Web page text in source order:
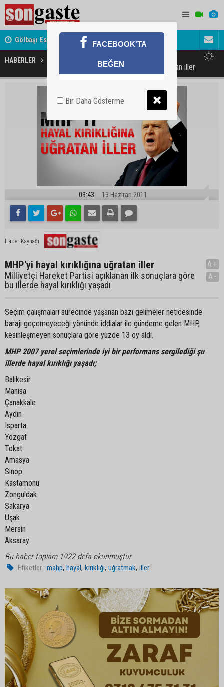
Gölbaşı Esnafının Sesi Ankara Kalkınma Ajansı'nda Avukat
akını
HABERLER
MHP'yi hayal kırıklığına uğratan iller
09:43 13 Haziran 2011
Haber Kaynağı
MHP'yi hayal kırıklığına uğratan iller
Milliyetçi Hareket Partisi açıklanan ilk sonuçlara göre
bu illerde hayal kırıklığı yaşadı
A+
A-
Seçim çalışmaları sürecinde yaşanan bazı gelimeler neticesinde
barajı geçemeyeceği yönünde iddialar ile gündeme gelen MHP,
kesinleşmeyen sonuçlara göre yüzde 13 oy aldı.
MHP 2007 yerel seçimlerinde iyi bir performans sergilediği şu
illerde hayal kırıklığı yaşadı;
Balıkesir
Manisa
Çanakkale
Aydın
Isparta
Yozgat
Tokat
Amasya
Sinop
Kastamonu
Zonguldak
Sakarya
Uşak
Mersin
Aksaray
Bu haber toplam 1922 defa okunmuştur
Etiketler : mahp,hayal,kırıklığı,uğratmak,iller
FACEBOOK'TA
BEĞEN
Bir Daha Gösterme